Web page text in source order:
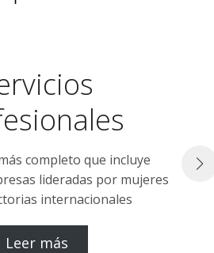
completo que incluye
lideradas por mujeres
internacionales
Leer más